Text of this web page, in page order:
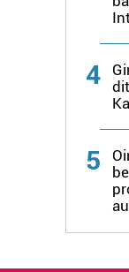
4
5